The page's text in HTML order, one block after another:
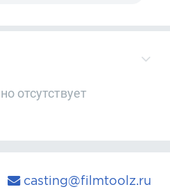
отсутствует
casting@filmtoolz.ru